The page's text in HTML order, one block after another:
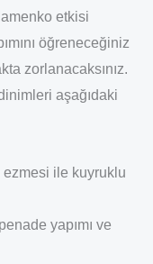
etkisi
öğreneceğiniz
zorlanacaksınız.
aşağıdaki
ezmesi ile kuyruklu
yapımı ve